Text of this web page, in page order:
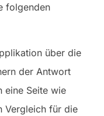
folgenden
über die
der Antwort
eine Seite wie
Vergleich für die